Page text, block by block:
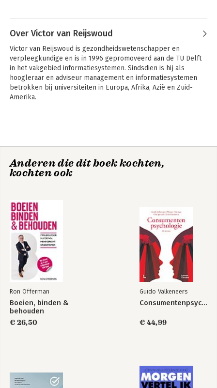
zorg
zorg
Over Victor van Reijswoud
Victor van Reijswoud is gezondheidswetenschapper en
verpleegkundige en is in 1996 gepromoveerd aan de TU Delft
in het vakgebied informatiesystemen. Sindsdien is hij als
hoogleraar en adviseur management en informatiesystemen
betrokken bij universiteiten in Europa, Afrika, Azië en Zuid-
Amerika.
Anderen die dit boek kochten,
kochten ook
Ron Offerman
Boeien, binden &
behouden
€ 26,50
Guido Valkeneers
Consumentenpsychologie
€ 44,99